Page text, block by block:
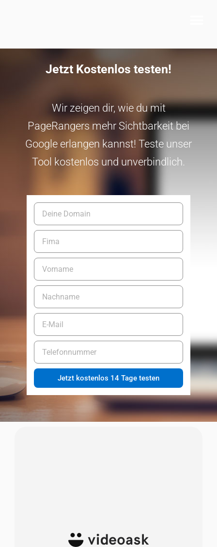
Jetzt Kostenlos testen!
Wir zeigen dir, wie du mit
PageRangers mehr Sichtbarkeit bei
Google erlangen kannst! Teste unser
Tool kostenlos und unverbindlich.
Jetzt kostenlos 14 Tage testen